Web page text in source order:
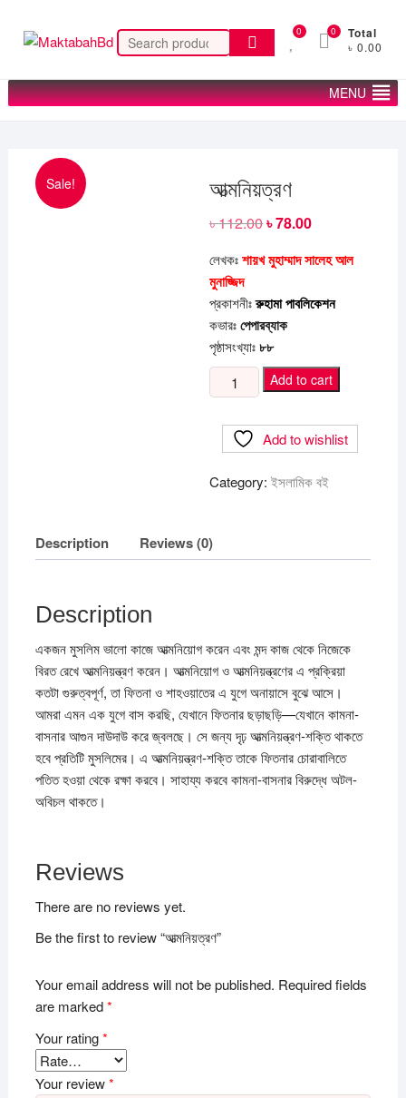
content
Search
for:
0 Total
৳ 0.00
0
MENU
Sale! আত্মনিয়ত্রণ
৳112.00Original
৳ 112.00.
৳78.00Current
৳ 78.00.
লেখকঃশায়খ মুহাম্মাদ সালেহ আল
মুনাজ্জিদ
প্রকাশনীঃরুহামা পাবলিকেশন
কভারঃপেপারব্যাক
পৃষ্ঠাসংখ্যাঃ৮৮
আত্মনিয়ত্রণ
quantity
Add to cart
Add to wishlist
Category:ইসলামিক বই
Description Reviews (0)
Description
একজন মুসলিম ভালো কাজে আত্মনিয়োগ করেন এবং মন্দ কাজ থেকে নিজেকে
বিরত রেখে আত্মনিয়ন্ত্রণ করেন। আত্মনিয়োগ ও আত্মনিয়ন্ত্রণের এ প্রক্রিয়া
কতটা গুরুত্বপূর্ণ, তা ফিতনা ও শাহওয়াতের এ যুগে অনায়াসে বুঝে আসে।
আমরা এমন এক যুগে বাস করছি, যেখানে ফিতনার ছড়াছড়ি—যেখানে কামনা-
বাসনার আগুন দাউদাউ করে জ্বলছে। সে জন্য দৃঢ় আত্মনিয়ন্ত্রণ-শক্তি থাকতে
হবে প্রতিটি মুসলিমের। এ আত্মনিয়ন্ত্রণ-শক্তি তাকে ফিতনার চোরাবালিতে
পতিত হওয়া থেকে রক্ষা করবে। সাহায্য করবে কামনা-বাসনার বিরুদ্ধে অটল-
অবিচল থাকতে।
Reviews
There are no reviews yet.
Be the first to review “আত্মনিয়ত্রণ”
Your email address will not be published. Required fields
are marked*
Your rating*
Your review*